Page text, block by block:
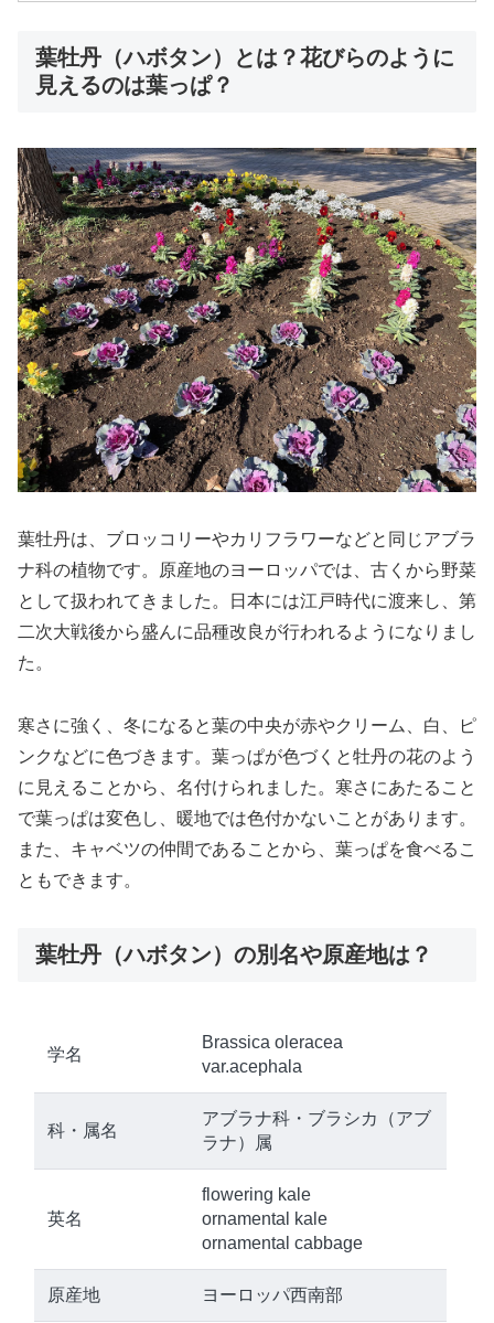
葉牡丹（ハボタン）とは？花びらのように
見えるのは葉っぱ？
葉牡丹は、ブロッコリーやカリフラワーなどと同じアブラ
ナ科の植物です。原産地のヨーロッパでは、古くから野菜
として扱われてきました。日本には江戸時代に渡来し、第
二次大戦後から盛んに品種改良が行われるようになりまし
た。
寒さに強く、冬になると葉の中央が赤やクリーム、白、ピ
ンクなどに色づきます。葉っぱが色づくと牡丹の花のよう
に見えることから、名付けられました。寒さにあたること
で葉っぱは変色し、暖地では色付かないことがあります。
また、キャベツの仲間であることから、葉っぱを食べるこ
ともできます。
葉牡丹（ハボタン）の別名や原産地は？
学名
Brassica oleracea
var.acephala
科・属名
アブラナ科・ブラシカ（アブ
ラナ）属
英名
flowering kale
ornamental kale
ornamental cabbage
原産地 ヨーロッパ西南部